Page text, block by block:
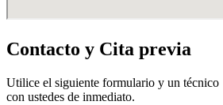
Contacto y Cita previa
Utilice el siguiente formulario y un técnico
con ustedes de inmediato.